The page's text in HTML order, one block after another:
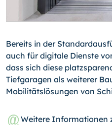
Bereits in der
auch für digitale Dienste
dass sich diese
Tiefgaragen als weiterer
Mobilitätslösungen von
Weitere Informationen